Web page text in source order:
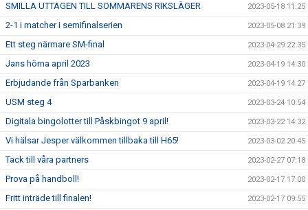
SMILLA UTTAGEN TILL SOMMARENS RIKSLÄGER 2023-05-18 11:25
2-1 i matcher i semifinalserien 2023-05-08 21:39
Ett steg närmare SM-final 2023-04-29 22:35
Jans hörna april 2023 2023-04-19 14:30
Erbjudande från Sparbanken 2023-04-19 14:27
USM steg 4 2023-03-24 10:54
Digitala bingolotter till Påskbingot 9 april! 2023-03-22 14:32
Vi hälsar Jesper välkommen tillbaka till H65! 2023-03-02 20:45
Tack till våra partners 2023-02-27 07:18
Prova på handboll! 2023-02-17 17:00
Fritt inträde till finalen! 2023-02-17 09:55